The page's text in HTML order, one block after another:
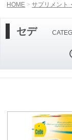
HOME サプリメント
セデ